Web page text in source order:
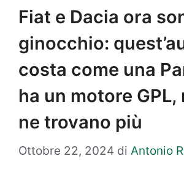
Fiat e Dacia ora
ginocchio:
costa come una
ha un motore GPL,
ne trovano più
Ottobre 22, 2024 di Antonio